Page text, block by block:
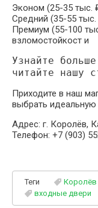
Эконом (25-35 тыс.
Средний (35-55 тыс.
Премиум (55-100
взломостойкост и
Узнайте
читайте нашу
Приходите в наш
выбрать идеальную
Адрес: г. Королёв,
Телефон: +7 (903)
Теги Королёв
входные двери